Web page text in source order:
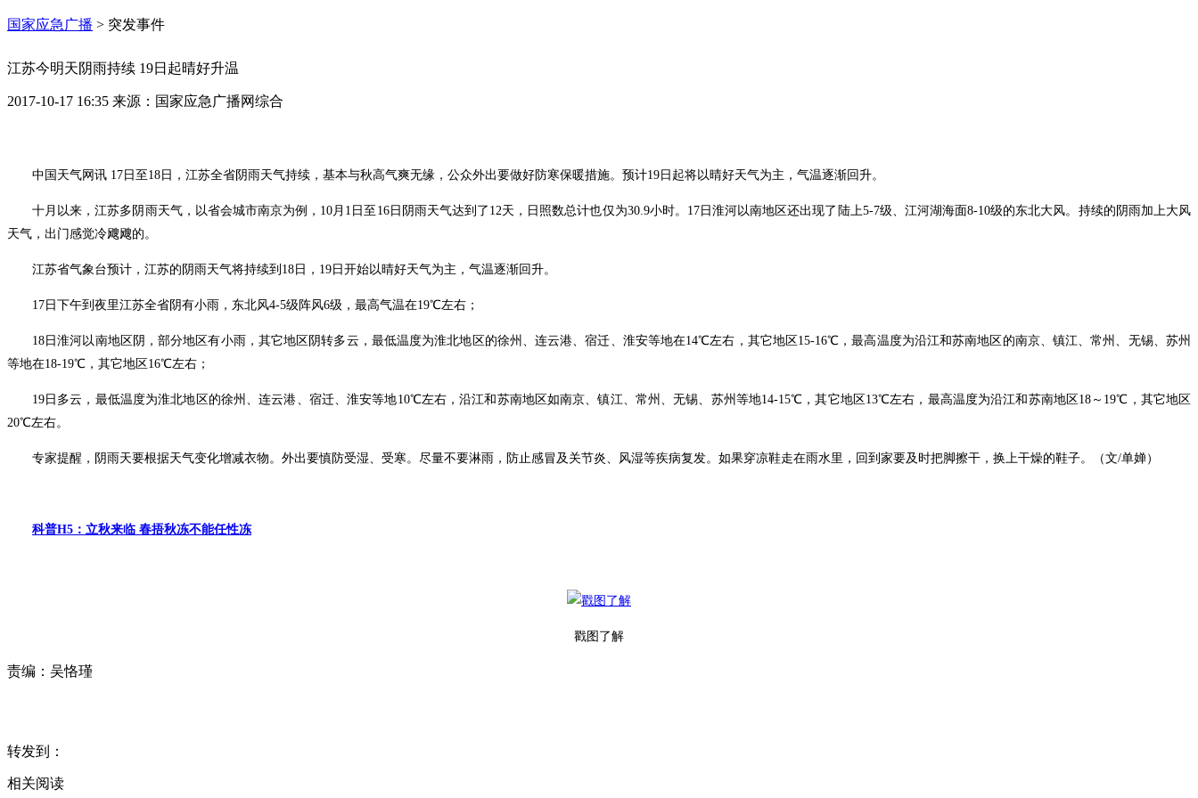
国家应急广播 > 突发事件
江苏今明天阴雨持续 19日起晴好升温
2017-10-17 16:35 来源： 国家应急广播网综合
中国天气网讯 17日至18日，江苏全省阴雨天气持续，基本与秋高气爽无缘，公众外出要做好防寒保暖措施。预计19日起将以晴好天气为主，气温逐渐回升。
十月以来，江苏多阴雨天气，以省会城市南京为例，10月1日至16日阴雨天气达到了12天，日照数总计也仅为30.9小时。17日淮河以南地区还出现了陆上5-7级、江河湖海面8-10级的东北大风。持续的阴雨加上大风
天气，出门感觉冷飕飕的。
江苏省气象台预计，江苏的阴雨天气将持续到18日，19日开始以晴好天气为主，气温逐渐回升。
17日下午到夜里江苏全省阴有小雨，东北风4-5级阵风6级，最高气温在19℃左右；
18日淮河以南地区阴，部分地区有小雨，其它地区阴转多云，最低温度为淮北地区的徐州、连云港、宿迁、淮安等地在14℃左右，其它地区15-16℃，最高温度为沿江和苏南地区的南京、镇江、常州、无锡、苏州
等地在18-19℃，其它地区16℃左右；
19日多云，最低温度为淮北地区的徐州、连云港、宿迁、淮安等地10℃左右，沿江和苏南地区如南京、镇江、常州、无锡、苏州等地14-15℃，其它地区13℃左右，最高温度为沿江和苏南地区18～19℃，其它地区
20℃左右。
专家提醒，阴雨天要根据天气变化增减衣物。外出要慎防受湿、受寒。尽量不要淋雨，防止感冒及关节炎、风湿等疾病复发。如果穿凉鞋走在雨水里，回到家要及时把脚擦干，换上干燥的鞋子。（文/单婵）
科普H5：立秋来临 春捂秋冻不能任性冻
戳图了解
责编： 吴恪瑾
转发到：
相关阅读